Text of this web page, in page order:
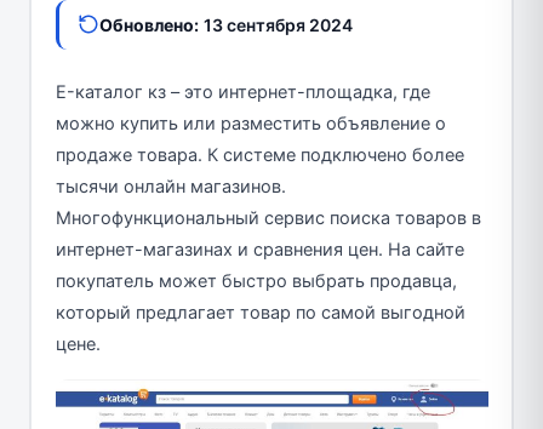
Обновлено: 13 сентября 2024
E-каталог кз – это интернет-площадка, где
можно купить или разместить объявление о
продаже товара. К системе подключено более
тысячи онлайн магазинов.
Многофункциональный сервис поиска товаров в
интернет-магазинах и сравнения цен. На сайте
покупатель может быстро выбрать продавца,
который предлагает товар по самой выгодной
цене.